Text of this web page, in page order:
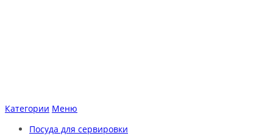
Категории Меню
Посуда для сервировки